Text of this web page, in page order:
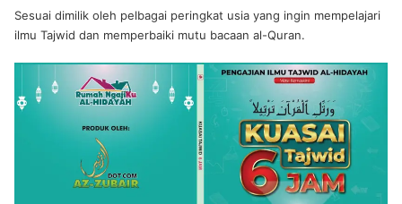
Sesuai dimilik oleh pelbagai peringkat usia yang ingin mempelajari
ilmu Tajwid dan memperbaiki mutu bacaan al-Quran.